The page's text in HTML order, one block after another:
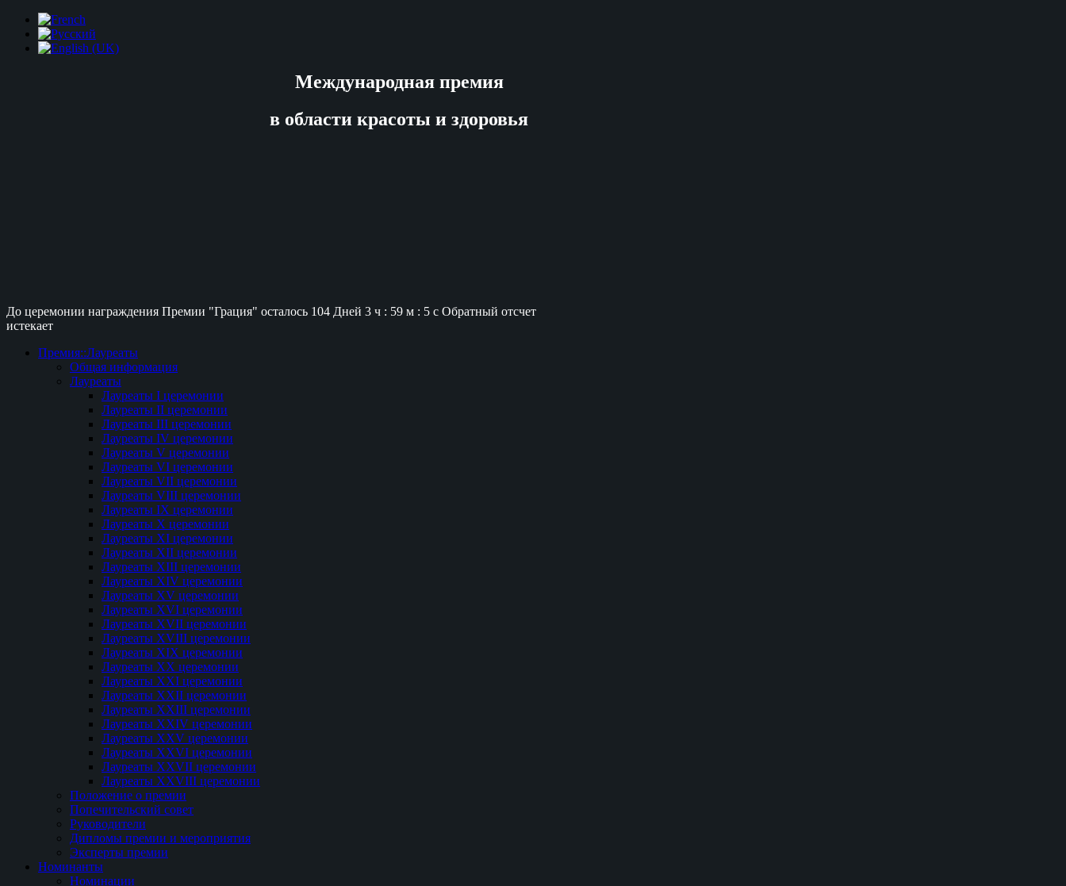
Международная премия
в области красоты и здоровья
До церемонии награждения Премии "Грация" осталось 104 Дней 3 ч : 59 м : 4 с Обратный отсчет
истекает
Премия::Лауреаты
Общая информация
Лауреаты
Лауреаты I церемонии
Лауреаты II церемонии
Лауреаты III церемонии
Лауреаты IV церемонии
Лауреаты V церемонии
Лауреаты VI церемонии
Лауреаты VII церемонии
Лауреаты VIII церемонии
Лауреаты IX церемонии
Лауреаты Х церемонии
Лауреаты XI церемонии
Лауреаты XII церемонии
Лауреаты XIII церемонии
Лауреаты XIV церемонии
Лауреаты XV церемонии
Лауреаты XVI церемонии
Лауреаты XVII церемонии
Лауреаты XVIII церемонии
Лауреаты XIX церемонии
Лауреаты XX церемонии
Лауреаты XXI церемонии
Лауреаты XXII церемонии
Лауреаты XXIII церемонии
Лауреаты XXIV церемонии
Лауреаты XXV церемонии
Лауреаты XXVI церемонии
Лауреаты XXVII церемонии
Лауреаты XXVIII церемонии
Положение о премии
Попечительский совет
Руководители
Дипломы премии и мероприятия
Эксперты премии
Номинанты
Номинации